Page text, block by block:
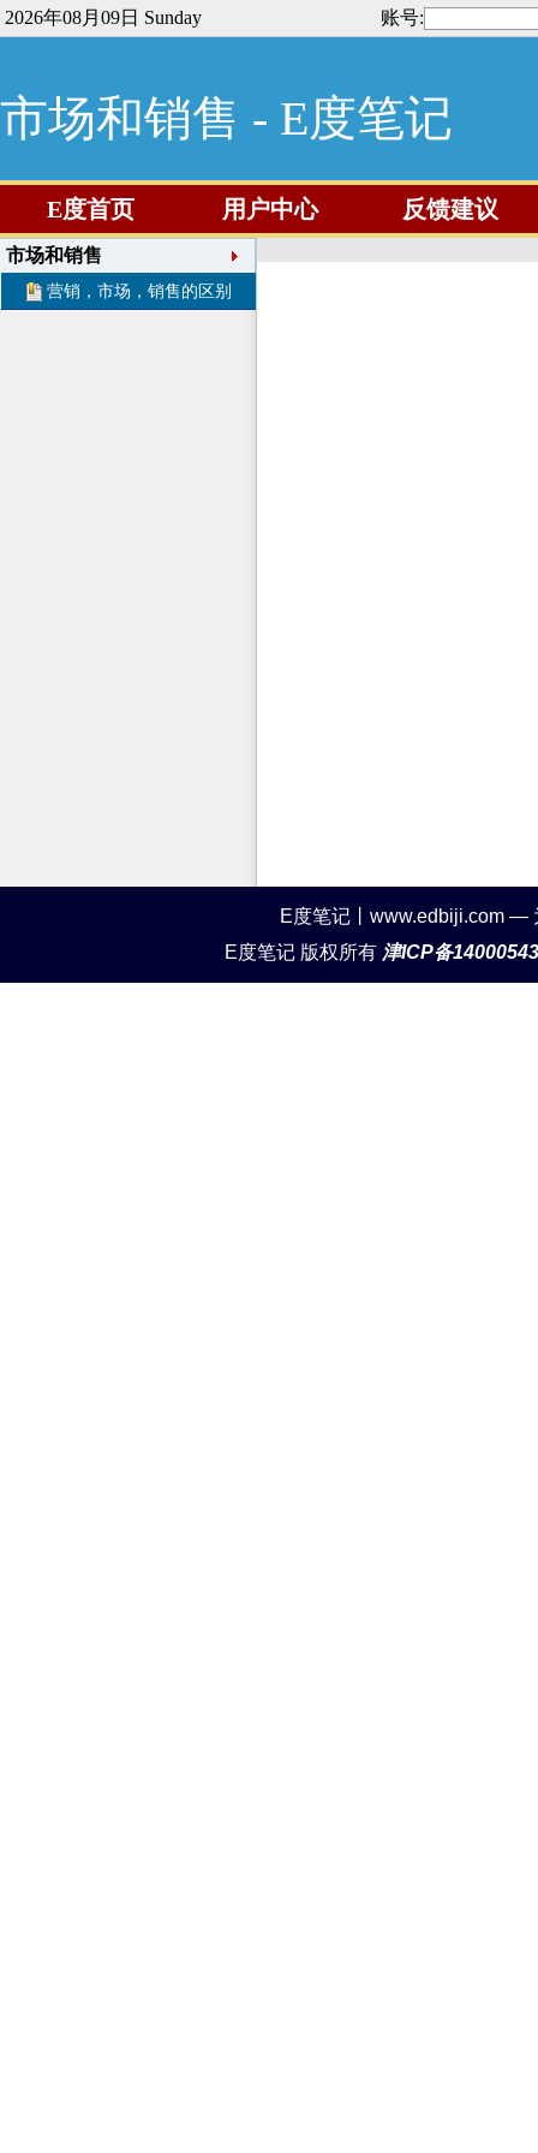
2026年08月09日 Sunday 账号:
市场和销售 - E度笔记
E度首页 用户中心 反馈建议
市场和销售
营销，市场，销售的区别
E度笔记丨www.edbiji.com
E度笔记 版权所有 津ICP备